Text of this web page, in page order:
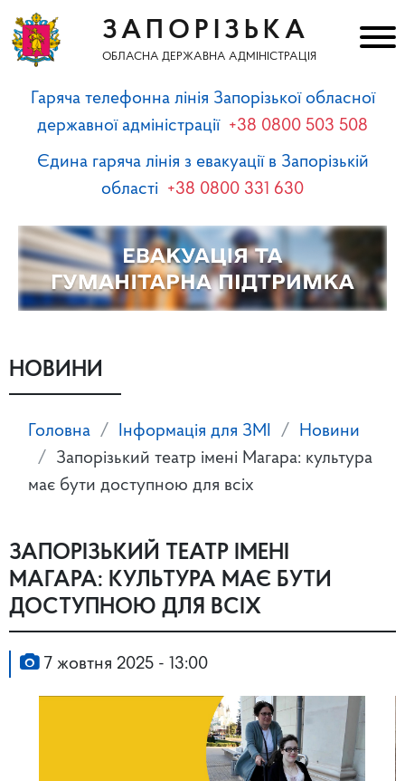
ЗАПОРІЗЬКА
ОБЛАСНА ДЕРЖАВНА АДМІНІСТРАЦІЯ
Гаряча телефонна лінія Запорізької обласної
державної адміністрації +38 0800 503 508
Єдина гаряча лінія з евакуації в Запорізькій
області +38 0800 331 630
НОВИНИ
Головна Інформація для ЗМІ
Новини
Запорізький театр імені Магара: культура
має бути доступною для всіх
ЗАПОРІЗЬКИЙ ТЕАТР ІМЕНІ
МАГАРА: КУЛЬТУРА МАЄ БУТИ
ДОСТУПНОЮ ДЛЯ ВСІХ
7 жовтня 2025 - 13:00